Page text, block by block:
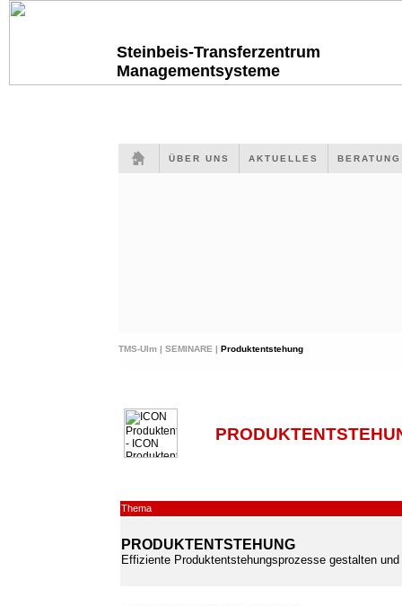
Steinbeis-Transferzentrum
Managementsysteme
ÜBER UNS AKTUELLES
TMS-Ulm | SEMINARE | Produktentstehung
Thema
PRODUKTENTSTEHUNG
Effiziente Produktentstehungsprozesse gestalten und